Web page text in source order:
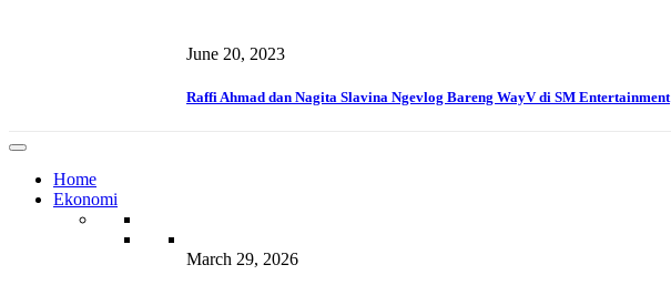
June 20, 2023
Raffi Ahmad dan Nagita Slavina Ngevlog Bareng WayV di SM Entertainment
Home
Ekonomi
March 29, 2026